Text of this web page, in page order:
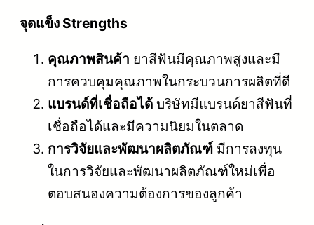
จุดแข็ง Strengths
คุณภาพสินค้า ยาสีฟันมีคุณภาพสูงและมี
การควบคุมคุณภาพในกระบวนการผลิตที่ดี
แบรนด์ที่เชื่อถือได้ บริษัทมีแบรนด์ยาสีฟันที่
เชื่อถือได้และมีความนิยมในตลาด
การวิจัยและพัฒนาผลิตภัณฑ์ มีการลงทุน
ในการวิจัยและพัฒนาผลิตภัณฑ์ใหม่เพื่อ
ตอบสนองความต้องการของลูกค้า